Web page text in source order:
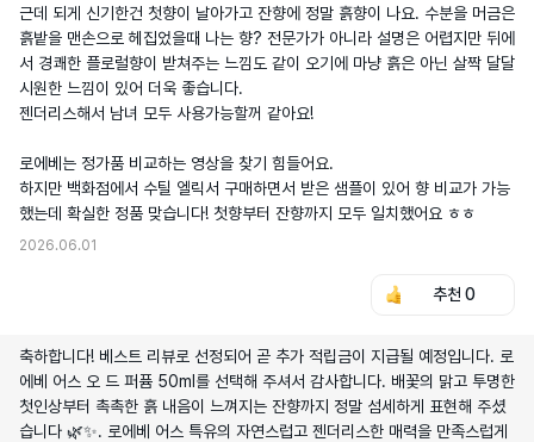
근데 되게 신기한건 첫향이 날아가고 잔향에 정말 흙향이 나요. 수분을 머금은
흙밭을 맨손으로 헤집었을때 나는 향? 전문가가 아니라 설명은 어렵지만 뒤에
서 경쾌한 플로럴향이 받쳐주는 느낌도 같이 오기에 마냥 흙은 아닌 살짝 달달
시원한 느낌이 있어 더욱 좋습니다.
젠더리스해서 남녀 모두 사용가능할꺼 같아요!
로에베는 정가품 비교하는 영상을 찾기 힘들어요.
하지만 백화점에서 수틸 엘릭서 구매하면서 받은 샘플이 있어 향 비교가 가능
했는데 확실한 정품 맞습니다! 첫향부터 잔향까지 모두 일치했어요 ㅎㅎ
2026.06.01
추천 0
축하합니다! 베스트 리뷰로 선정되어 곧 추가 적립금이 지급될 예정입니다. 로
에베 어스 오 드 퍼퓸 50ml를 선택해 주셔서 감사합니다. 배꽃의 맑고 투명한
첫인상부터 촉촉한 흙 내음이 느껴지는 잔향까지 정말 섬세하게 표현해 주셨
습니다 🌿✨. 로에베 어스 특유의 자연스럽고 젠더리스한 매력을 만족스럽게